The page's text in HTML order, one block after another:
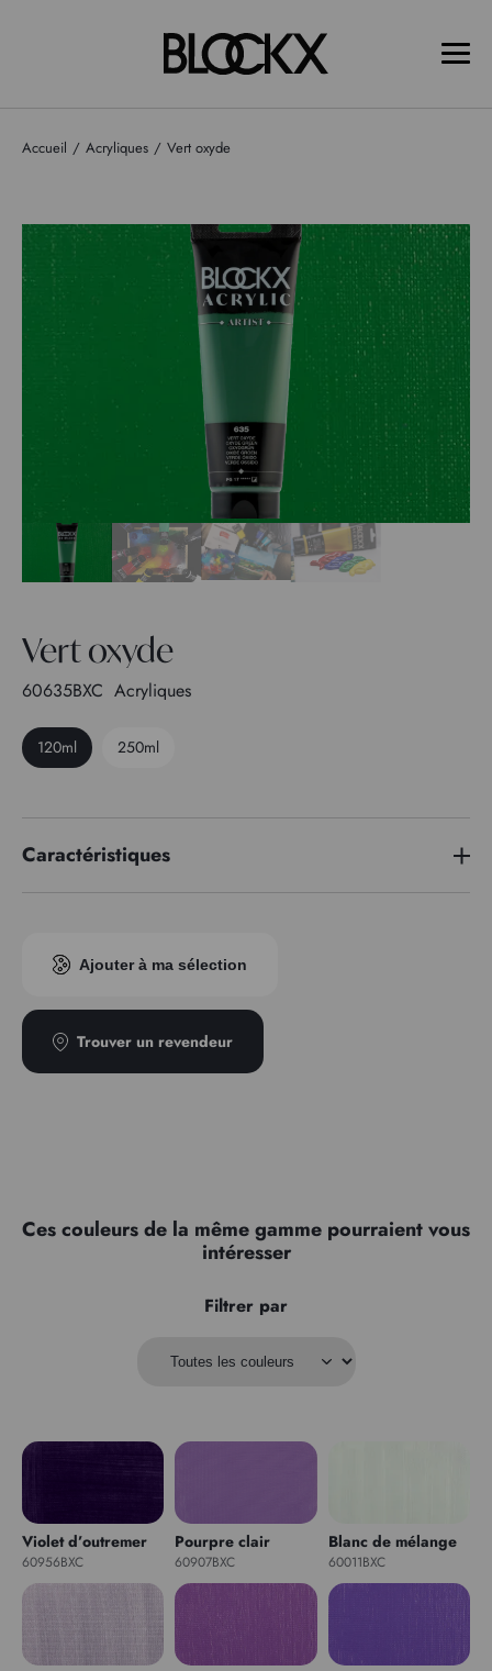
Accueil Acryliques Vert oxyde
Vert oxyde
60635BXC Acryliques
120ml 250ml
Caractéristiques
TransparenceAjouter à ma sélection
Trouver un revendeur
Ces couleurs de la même gamme pourraient vous
intéresser
Filtrer par
Violet d’outremer
60956BXC
Pourpre clair
60907BXC
Blanc de mélange
60011BXC